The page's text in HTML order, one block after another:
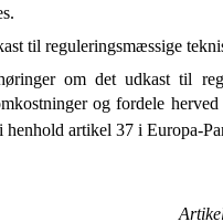
til reguleringsmæssige
om det udkast til
og fordele
henhold artikel 37 i Europa-